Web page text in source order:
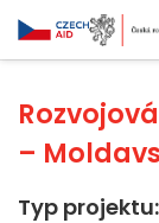
–
Typ